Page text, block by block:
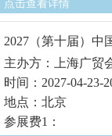
点击查看详情
2027（第十届）中
主办方：上海广贸
时间：2027-04-23-
地点：北京
参展费1：